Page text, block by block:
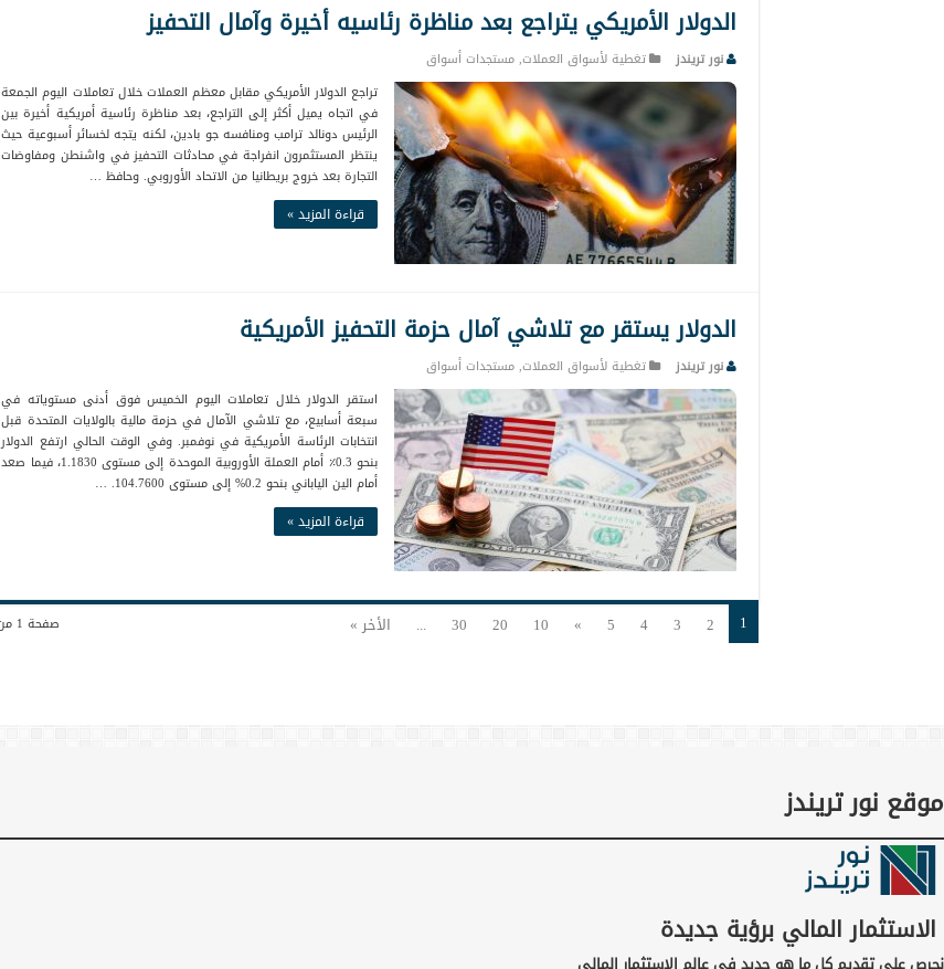
الدولار الأمريكي يتراجع بعد مناظرة رئاسيه أخيرة وآمال التحفيز
نور تريندز تغطية لأسواق العملات,مستجدات أسواق
تراجع الدولار الأمريكي مقابل معظم العملات خلال تعاملات اليوم الجمعة
في اتجاه يميل أكثر إلى التراجع، بعد مناظرة رئاسية أمريكية أخيرة بين
الرئيس دونالد ترامب ومنافسه جو بادين، لكنه يتجه لخسائر أسبوعية حيث
ينتظر المستثمرون انفراجة في محادثات التحفيز في واشنطن ومفاوضات
التجارة بعد خروج بريطانيا من الاتحاد الأوروبي. وحافظ …
قراءة المزيد »
الدولار يستقر مع تلاشي آمال حزمة التحفيز الأمريكية
نور تريندز تغطية لأسواق العملات,مستجدات أسواق
استقر الدولار خلال تعاملات اليوم الخميس فوق أدنى مستوياته في
سبعة أسابيع، مع تلاشي الآمال في حزمة مالية بالولايات المتحدة قبل
انتخابات الرئاسة الأمريكية في نوفمبر. وفي الوقت الحالي ارتفع الدولار
بنحو 0.3٪ أمام العملة الأوروبية الموحدة إلى مستوى 1.1830، فيما صعد
أمام الين الياباني بنحو 0.2% إلى مستوى 104.7600. …
قراءة المزيد »
صفحة 1 من 33 1
2
3
4
5
»
10
20
30
... الأخر »
موقع نور تريندز
الاستثمار المالي برؤية جديدة